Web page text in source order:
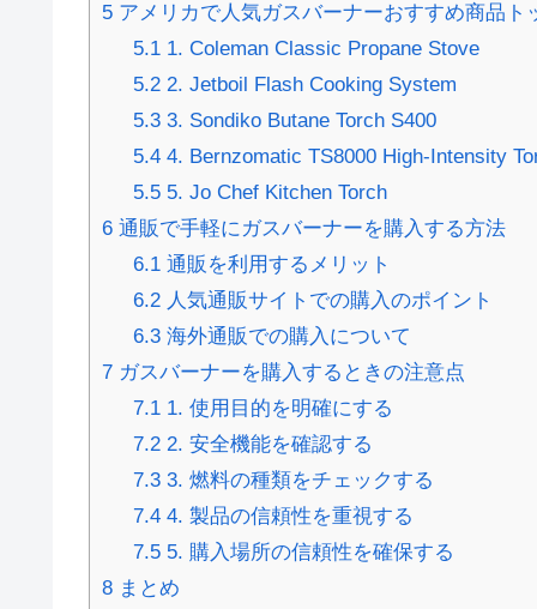
5 アメリカで人気ガスバーナーおすすめ商品ト
5.11. Coleman Classic Propane Stove
5.22. Jetboil Flash Cooking System
5.33. Sondiko Butane Torch S400
5.44. Bernzomatic TS8000 High-Intensity
5.55. Jo Chef Kitchen Torch
6 通販で手軽にガスバーナーを購入する方法
6.1通販を利用するメリット
6.2人気通販サイトでの購入のポイント
6.3海外通販での購入について
7 ガスバーナーを購入するときの注意点
7.11. 使用目的を明確にする
7.22. 安全機能を確認する
7.33. 燃料の種類をチェックする
7.44. 製品の信頼性を重視する
7.55. 購入場所の信頼性を確保する
8 まとめ